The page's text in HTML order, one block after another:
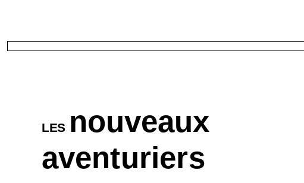
LES nouveaux
aventuriers